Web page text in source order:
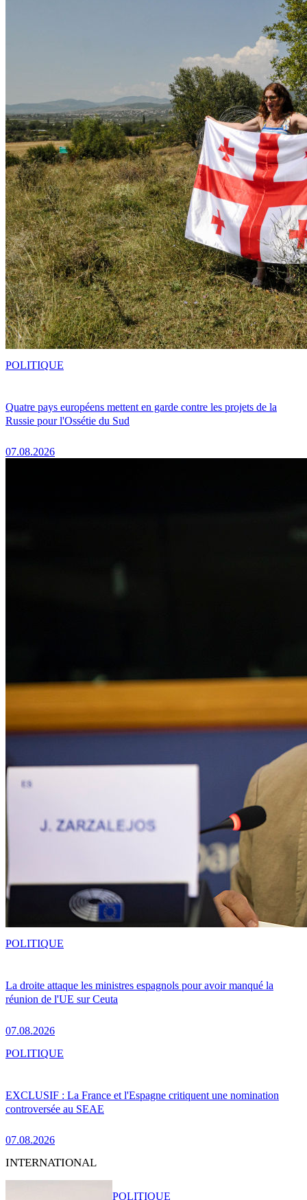
Quatre pays européens mettent en garde contre les projets de la
Russie pour l'Ossétie du Sud
07.08.2026
POLITIQUE
La droite attaque les ministres espagnols pour avoir manqué la
réunion de l'UE sur Ceuta
07.08.2026
POLITIQUE
EXCLUSIF : La France et l'Espagne critiquent une nomination
controversée au SEAE
07.08.2026
POLITIQUE
INTERNATIONAL
POLITIQUE